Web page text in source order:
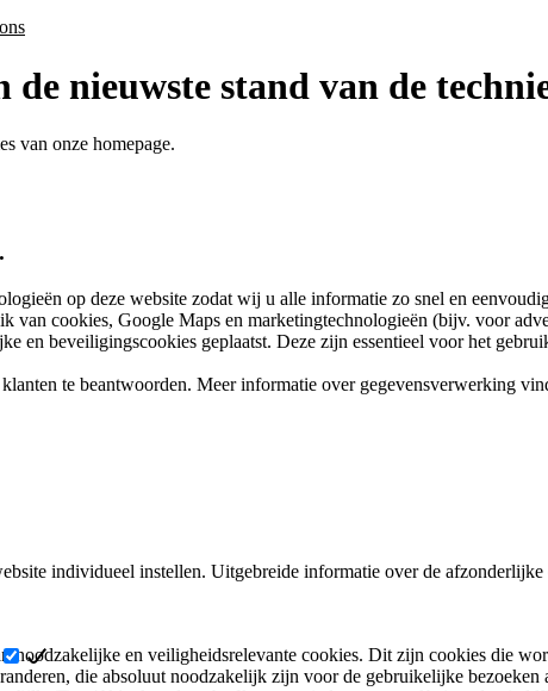
de nieuwste stand van de
van onze homepage.
op deze website zodat wij u alle informatie zo snel en
van cookies, Google Maps en marketingtechnologieën (bijv. voor
en beveiligingscookies geplaatst. Deze zijn essentieel voor het
te beantwoorden. Meer informatie over gegevensverwerking
individueel instellen. Uitgebreide informatie over de
noodzakelijke en veiligheidsrelevante cookies. Dit zijn cookies die
die absoluut noodzakelijk zijn voor de gebruikelijke